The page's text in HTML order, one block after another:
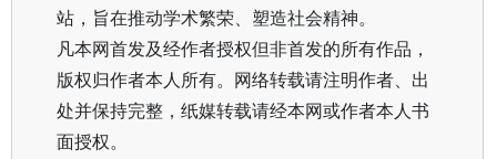
站，旨在推动学术繁荣、塑造社会精神。
凡本网首发及经作者授权但非首发的所有作品，
版权归作者本人所有。网络转载请注明作者、出
处并保持完整，纸媒转载请经本网或作者本人书
面授权。